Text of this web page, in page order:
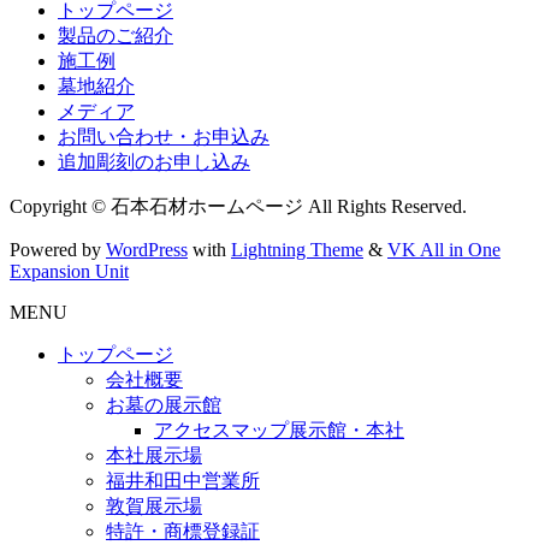
トップページ
製品のご紹介
施工例
墓地紹介
メディア
お問い合わせ・お申込み
追加彫刻のお申し込み
Copyright © 石本石材ホームページ All Rights Reserved.
Powered by WordPress with Lightning Theme & VK All in One
Expansion Unit
MENU
トップページ
会社概要
お墓の展示館
アクセスマップ展示館・本社
本社展示場
福井和田中営業所
敦賀展示場
特許・商標登録証